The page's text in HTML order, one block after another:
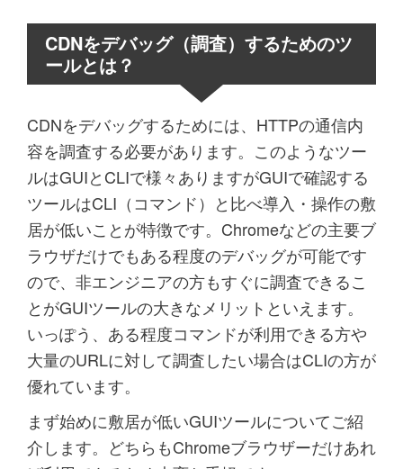
CDNをデバッグ（調査）するためのツ
ールとは？
CDNをデバッグするためには、HTTPの通信内
容を調査する必要があります。このようなツー
ルはGUIとCLIで様々ありますがGUIで確認する
ツールはCLI（コマンド）と比べ導入・操作の敷
居が低いことが特徴です。Chromeなどの主要ブ
ラウザだけでもある程度のデバッグが可能です
ので、非エンジニアの方もすぐに調査できるこ
とがGUIツールの大きなメリットといえます。
いっぽう、ある程度コマンドが利用できる方や
大量のURLに対して調査したい場合はCLIの方が
優れています。
まず始めに敷居が低いGUIツールについてご紹
介します。どちらもChromeブラウザーだけあれ